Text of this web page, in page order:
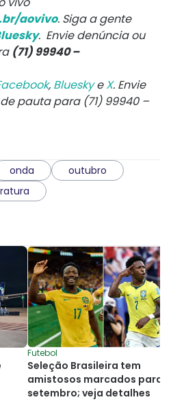
aovivo. Siga a gente
. Envie denúncia ou
(71) 99940 –
, BlueskyeX. Envie
pauta para (71) 99940 –
onda
outubro
Futebol
Seleção Brasileira tem
amistosos marcados para
setembro; veja detalhes